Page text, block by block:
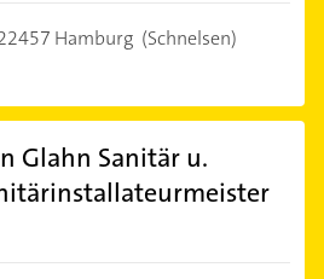
Hamburg (Schnelsen)
Glahn Sanitär u.